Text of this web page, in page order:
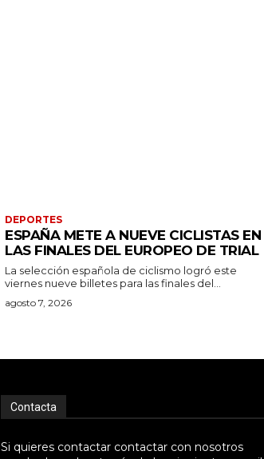
DEPORTES
ESPAÑA METE A NUEVE CICLISTAS EN
LAS FINALES DEL EUROPEO DE TRIAL
La selección española de ciclismo logró este
viernes nueve billetes para las finales del...
agosto 7, 2026
Contacta
Si quieres contactar contactar con nosotros